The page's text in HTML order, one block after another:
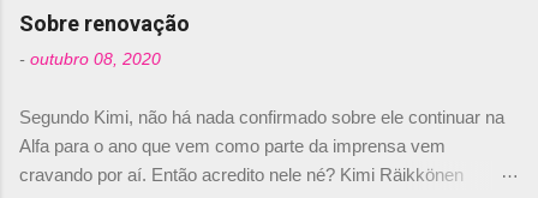
com isso, um lugar no time a Nelsinho Piquet,
foi esclarecida de uma vez por todas por
Daniele Audetto, diretor da escuderia. O
não será o companheiro de Bruno Senna em
2010. "Na verdade, nós recebemos uma oferta
de Piquet", admitiu Audetto. “Mas depois de ter
Sobre renovação
- outubro 08, 2020
Segundo Kimi, não há nada confirmado sobre ele continuar na
Alfa para o ano que vem como parte da imprensa vem
cravando por aí. Então acredito nele né? Kimi Räikkönen